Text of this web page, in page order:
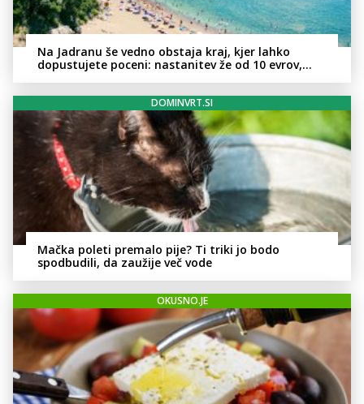
Na Jadranu še vedno obstaja kraj, kjer lahko
dopustujete poceni: nastanitev že od 10 evrov,
DOMINVRT.SI
Mačka poleti premalo pije? Ti triki jo bodo
spodbudili, da zaužije več vode
OKUSNO.JE